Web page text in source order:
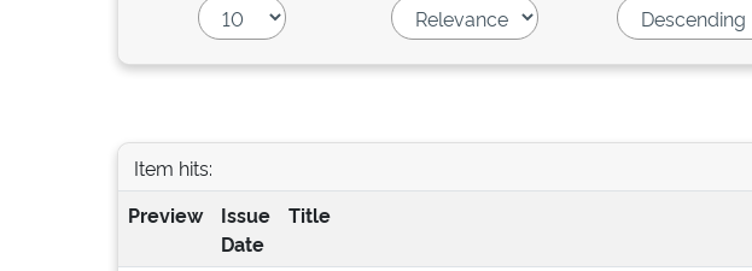
Item hits:
Preview
Issue
Date
Title